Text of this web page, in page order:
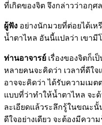
ที่เกิดของจิต จึงกล่าวว่าอกุศ
ผู้ฟัง อย่างนักมวยที่ต่อยได้เห
น้ำตาไหล อันนี้แปลว่า เขามี
ท่านอาจารย์ เรื่องของจิตก็เ
หลายคนจะคิดว่า เวลาที่ดีใ
อาจจะคิดว่า ได้รับความเม
แบบที่ว่าทำให้น้ำตาไหล จะ
ละเอียดแล้วระลึกรู้ในขณะนั้
ดีใจอย่างเดียว จะต้องมีควา